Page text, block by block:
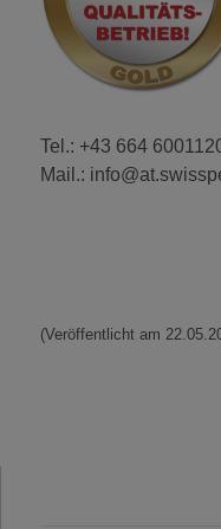
Tel.: +43 664
Mail.:
(Veröffentlicht am